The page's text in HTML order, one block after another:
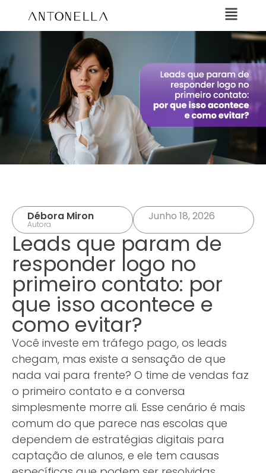
Débora Miron
Autora
Junho 18, 2026
Leads que param de
responder logo no
primeiro contato: por
que isso acontece e
como evitar?
Você investe em tráfego pago, os leads
chegam, mas existe a sensação de que
nada vai para frente? O time de vendas faz
o primeiro contato e a conversa
simplesmente morre ali. Esse cenário é mais
comum do que parece nas escolas que
dependem de estratégias digitais para
captação de alunos, e ele tem causas